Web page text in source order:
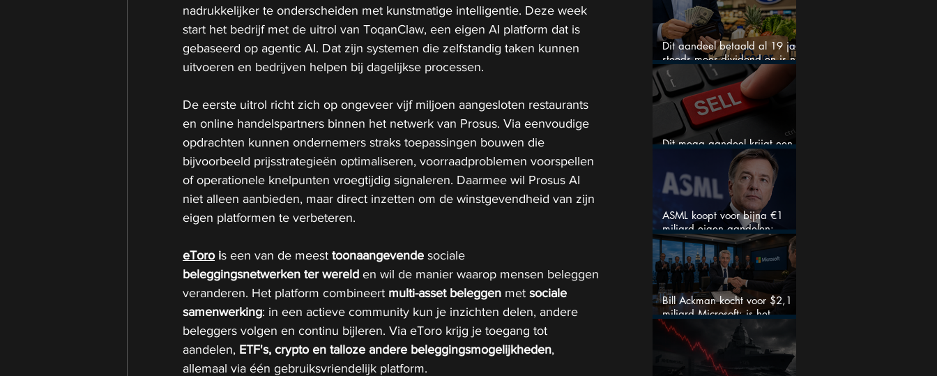
nadrukkelijker te onderscheiden met kunstmatige intelligentie. Deze week
start het bedrijf met de uitrol van ToqanClaw, een eigen AI platform dat is
gebaseerd op agentic AI. Dat zijn systemen die zelfstandig taken kunnen
uitvoeren en bedrijven helpen bij dagelijkse processen.
De eerste uitrol richt zich op ongeveer vijf miljoen aangesloten restaurants
en online handelspartners binnen het netwerk van Prosus. Via eenvoudige
opdrachten kunnen ondernemers straks toepassingen bouwen die
bijvoorbeeld prijsstrategieën optimaliseren, voorraadproblemen voorspellen
of operationele knelpunten vroegtijdig signaleren. Daarmee wil Prosus AI
niet alleen aanbieden, maar direct inzetten om de winstgevendheid van zijn
eigen platformen te verbeteren.
eToro is een van de meest toonaangevende sociale
beleggingsnetwerken ter wereld en wil de manier waarop mensen beleggen
veranderen. Het platform combineert multi-asset beleggen met sociale
samenwerking: in een actieve community kun je inzichten delen, andere
beleggers volgen en continu bijleren. Via eToro krijg je toegang tot
aandelen, ETF's, crypto en talloze andere beleggingsmogelijkheden,
allemaal via één gebruiksvriendelijk platform.
Dit aandeel betaald al 19 jaar
steeds meer dividend en is nu
goedkoop
Dit mega aandeel krijgt een
zeldzaam verkoopadvies
ASML koopt voor bijna €1
miljard eigen aandelen:
slimme zet of dure timing?
Bill Ackman kocht voor $2,1
miljard Microsoft: is het
aandeel na de koerssprong
nog aantrekkelijk?